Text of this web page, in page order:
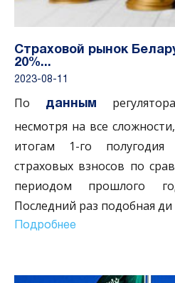
Страховой рынок
20%...
2023-08-11
По данным
несмотря на все
итогам 1-го
страховых взносов по
периодом прошлого
Последний раз подобная ди
Подробнее